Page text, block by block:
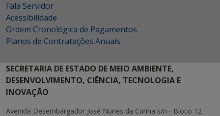
Fala Servidor
Acessibilidade
Ordem Cronológica de Pagamentos
Planos de Contratações Anuais
SECRETARIA DE ESTADO DE MEIO AMBIENTE,
DESENVOLVIMENTO, CIÊNCIA, TECNOLOGIA E
INOVAÇÃO
Avenida Desembargador José Nunes da Cunha s/n - Bloco 12